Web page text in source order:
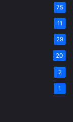
75
11
29
20
2
1